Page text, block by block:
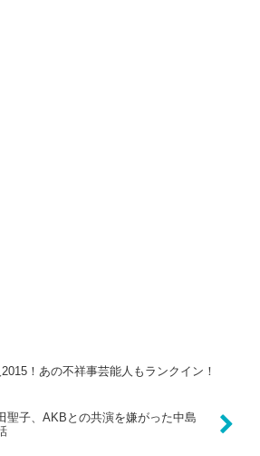
！あの不祥事芸能人もランクイン！
聖子、AKBとの共演を嫌がった中島